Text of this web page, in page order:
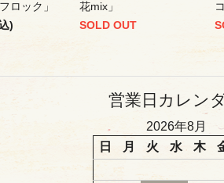
ロック」
)
花mix」
SOLD OUT
営業日カレン
2026年8月
日
月 火 水 木